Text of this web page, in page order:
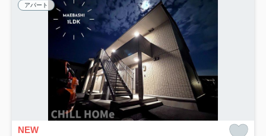
アパート
NEW